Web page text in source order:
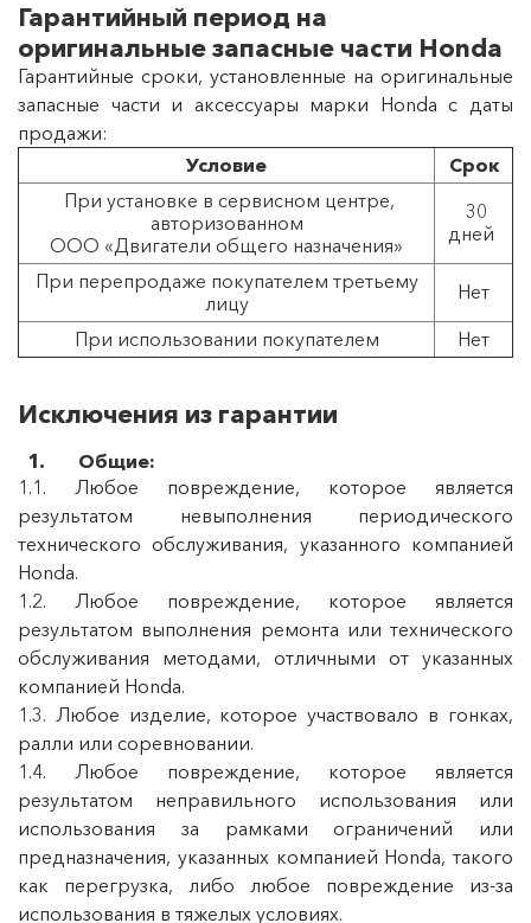
Гарантийный период на
оригинальные запасные части Honda
Гарантийные сроки, установленные на оригинальные
запасные части и аксессуары марки Honda с даты
продажи:
Условие
Срок
При установке в сервисном центре,
авторизованном
ООО «Двигатели общего назначения»
30
дней
При перепродаже покупателем третьему
лицу
Нет
При использовании покупателем
Нет
Исключения из гарантии
1. Общие:
1.1. Любое повреждение, которое является
результатом невыполнения периодического
технического обслуживания, указанного компанией
Honda.
1.2. Любое повреждение, которое является
результатом выполнения ремонта или технического
обслуживания методами, отличными от указанных
компанией Honda.
1.3. Любое изделие, которое участвовало в гонках,
ралли или соревновании.
1.4. Любое повреждение, которое является
результатом неправильного использования или
использования за рамками ограничений или
предназначения, указанных компанией Honda, такого
как перегрузка, либо любое повреждение из-за
использования в тяжелых условиях.